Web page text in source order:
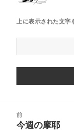
上に表示された文字
前
前
今週の摩耶